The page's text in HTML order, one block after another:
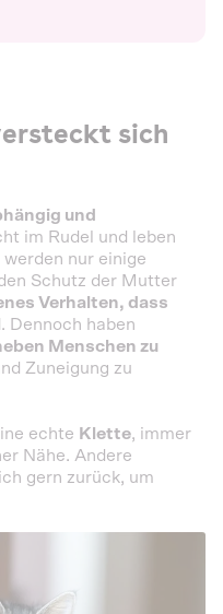
sich
und
im Rudel und leben
nur einige
Schutz der Mutter
Verhalten, dass
. Dennoch haben
Menschen zu
Zuneigung zu
echte Klette, immer
Nähe. Andere
gern zurück, um